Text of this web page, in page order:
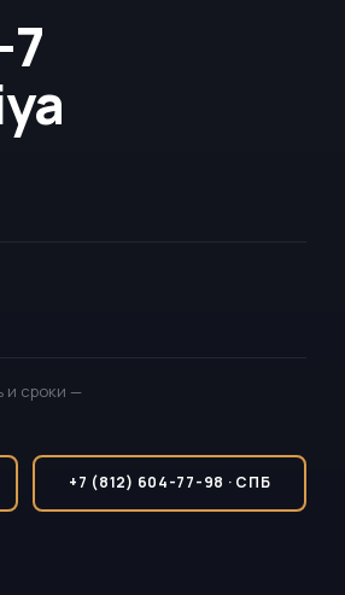
и сроки —
+7 (812) 604-77-98 · СПБ